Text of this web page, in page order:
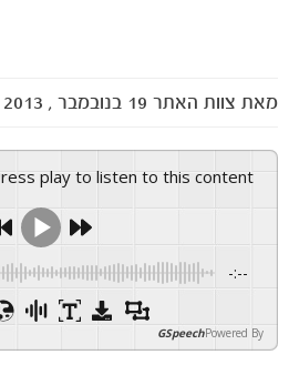
מאת צוות האתר 19 בנובמבר , 2013
Press play to listen to this content
-:--
Powered By
GSpeech